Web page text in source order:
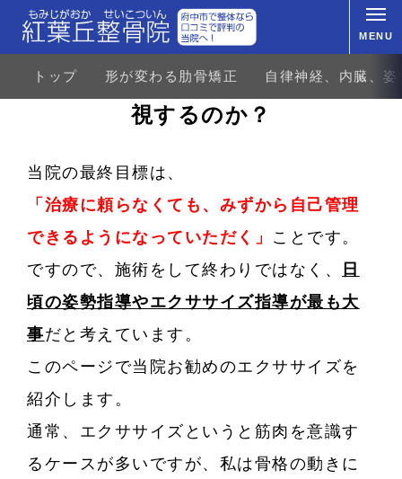
MENU
トップ 形が変わる肋骨矯正 自律神経、内臓、
なぜ、当院はエクササイズを重
視するのか？
当院の最終目標は、
「治療に頼らなくても、みずから自己管理
できるようになっていただく」 ことです。
ですので、施術をして終わりではなく、
日
頃の姿勢指導やエクササイズ指導が最も大
事だと考えています。
このページで当院お勧めのエクササイズを
紹介します。
通常、エクササイズというと筋肉を意識す
るケースが多いですが、私は骨格の動きに